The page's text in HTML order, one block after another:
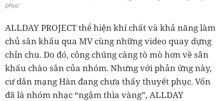
phục
ALLDAY PROJECT thể hiện khí chất và khả năng làm
chủ sân khấu qua MV cùng những video quay dựng
chỉn chu. Do đó, công chúng càng tò mò hơn về sân
khấu chào sân của nhóm. Nhưng với phản ứng này,
cư dân mạng Hàn đang chưa thấy thuyết phục. Vốn
đã là nhóm nhạc “ngậm thìa vàng”, ALLDAY